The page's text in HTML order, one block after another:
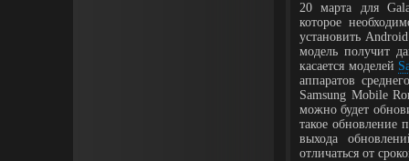
20 марта для
которое
установить
модель получит
касается моделей
аппаратов
Samsung Mobile
можно будет
такое обновление
выхода
отличаться от